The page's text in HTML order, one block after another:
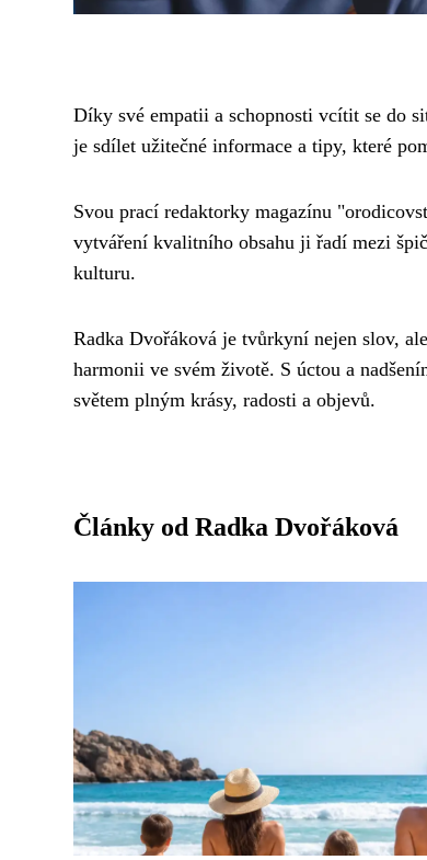
Díky své empatii a schopnosti vcítit se do
je sdílet užitečné informace a tipy, které
Svou prací redaktorky magazínu
vytváření kvalitního obsahu ji řadí mezi
kulturu.
Radka Dvořáková je tvůrkyní nejen slov,
harmonii ve svém životě. S úctou a
světem plným krásy, radosti a objevů.
Články od Radka Dvořáková